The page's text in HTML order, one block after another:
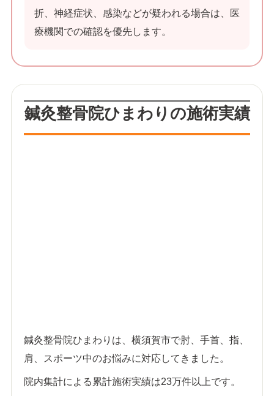
折、神経症状、感染などが疑われる場合は、医
療機関での確認を優先します。
鍼灸整骨院ひまわりの施術実績
鍼灸整骨院ひまわりは、横須賀市で肘、手首、指、
肩、スポーツ中のお悩みに対応してきました。
院内集計による累計施術実績は23万件以上です。